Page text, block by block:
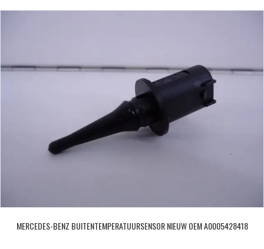
MERCEDES-BENZ BUITENTEMPERATUURSENSOR NIEUW OEM A0005428418